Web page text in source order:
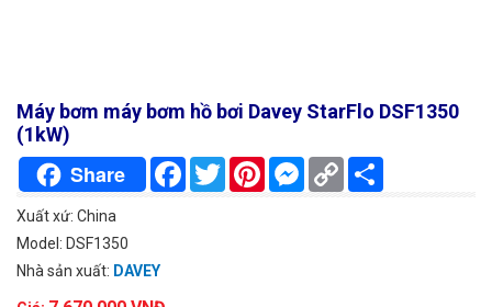
Máy bơm máy bơm hồ bơi Davey StarFlo DSF1350
(1kW)
Share FacebookTwitterPinterestMessenger
Copy
Link
Xuất xứ: China
Model: DSF1350
Nhà sản xuất: DAVEY